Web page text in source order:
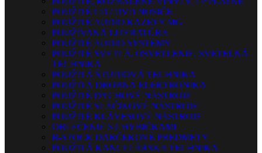
POUŽITÉ CD / DVD NOSIČE
POUŽITÉ AUDIO KAZETY MG
POUŽÍVANÁ LITERATÚRA
POUŽITÉ AUDIO SYSTÉMY
POUŽITÉ SVETLÁ, OSVETLENIE, SVETELNÁ
TECHNIKA
POUŽITÁ ŠTÚDIOVÁ TECHNIKA
POUŽITÁ DROBNÁ ELEKTRONIKA
POUŽITÉ DYCHOVÉ NÁSTROJE
POUŽITÉ SLÁČIKOVÉ NÁSTROJE
POUŽITÉ KLÁVESOVÉ NÁSTROJE
OBLEČENIE S CHYBIČKAMI
B-STOCK DARČEKOVÉ PREDMETY
POUŽITÁ KANCELÁRSKA TECHNIKA